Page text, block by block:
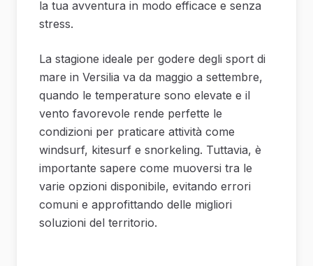
la tua avventura in modo efficace e senza
stress.
La stagione ideale per godere degli sport di
mare in Versilia va da maggio a settembre,
quando le temperature sono elevate e il
vento favorevole rende perfette le
condizioni per praticare attività come
windsurf, kitesurf e snorkeling. Tuttavia, è
importante sapere come muoversi tra le
varie opzioni disponibile, evitando errori
comuni e approfittando delle migliori
soluzioni del territorio.